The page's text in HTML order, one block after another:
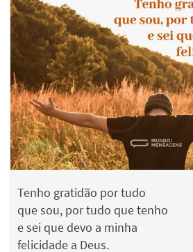
Tenho gratidão por tudo
que sou, por tudo que tenho
e sei que devo a minha
felicidade a Deus.